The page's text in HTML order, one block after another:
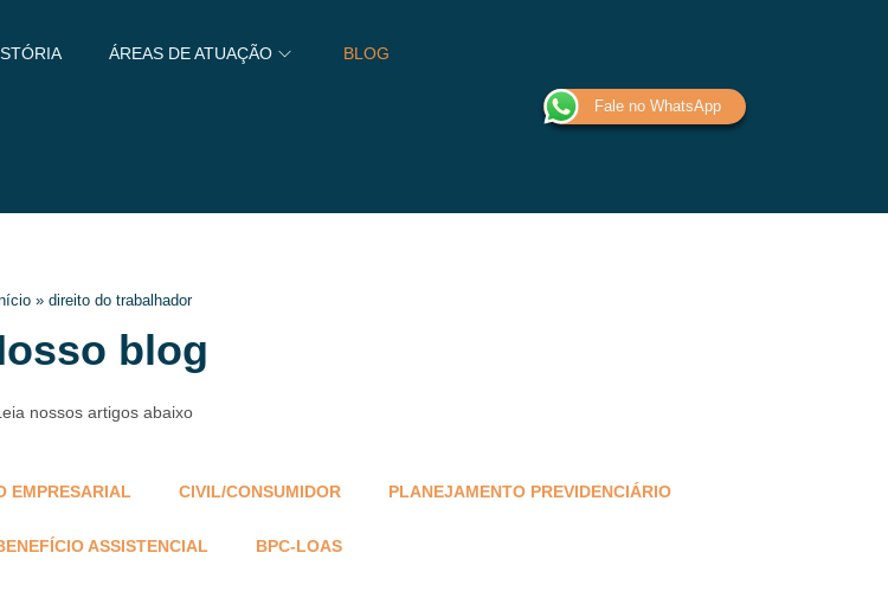
ÁREAS DE ATUAÇÃO BLOG
Fale no WhatsApp
» direito do trabalhador
blog
nossos artigos abaixo
EMPRESARIAL CIVIL/CONSUMIDOR PLANEJAMENTO PREVIDENCIÁRIO
ASSISTENCIAL BPC-LOAS